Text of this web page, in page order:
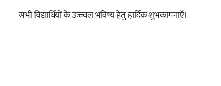
सभी विद्यार्थियों के उज्ज्वल भविष्य हेतु हार्दिक शुभकामनाएँ।